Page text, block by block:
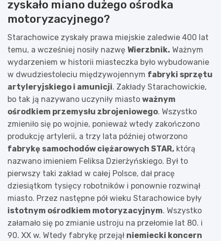
zyskało miano dużego ośrodka
motoryzacyjnego?
Starachowice zyskały prawa miejskie zaledwie 400 lat
temu, a wcześniej nosiły nazwę Wierzbnik. Ważnym
wydarzeniem w historii miasteczka było wybudowanie
w dwudziestoleciu międzywojennym fabryki sprzętu
artyleryjskiego i amunicji. Zakłady Starachowickie,
bo tak ją nazywano uczyniły miasto ważnym
ośrodkiem przemysłu zbrojeniowego. Wszystko
zmieniło się po wojnie, ponieważ wtedy zakończono
produkcję artylerii, a trzy lata później otworzono
fabrykę samochodów ciężarowych STAR, którą
nazwano imieniem Feliksa Dzierżyńskiego. Był to
pierwszy taki zakład w całej Polsce, dał pracę
dziesiątkom tysięcy robotników i ponownie rozwinął
miasto. Przez następne pół wieku Starachowice były
istotnym ośrodkiem motoryzacyjnym. Wszystko
załamało się po zmianie ustroju na przełomie lat 80. i
90. XX w. Wtedy fabrykę przejął niemiecki koncern